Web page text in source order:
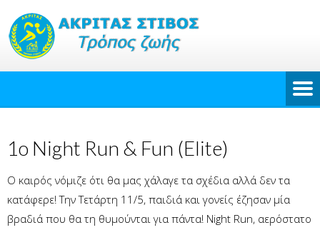
1o Night Run & Fun (Elite)
Ο καιρός νόμιζε ότι θα μας χάλαγε τα σχέδια αλλά δεν τα
κατάφερε! Την Τετάρτη 11/5, παιδιά και γονείς έζησαν μία
βραδιά που θα τη θυμούνται για πάντα! Night Run, αερόστατο